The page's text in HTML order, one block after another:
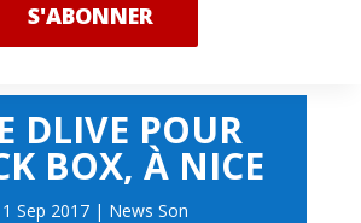
S'ABONNER
DLIVE POUR
BOX, À NICE
Sep 2017| News Son